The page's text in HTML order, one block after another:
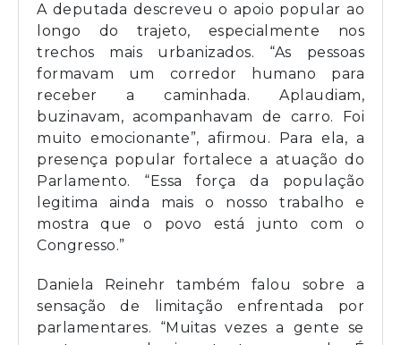
A deputada descreveu o apoio popular ao
longo do trajeto, especialmente nos
trechos mais urbanizados. “As pessoas
formavam um corredor humano para
receber a caminhada. Aplaudiam,
buzinavam, acompanhavam de carro. Foi
muito emocionante”, afirmou. Para ela, a
presença popular fortalece a atuação do
Parlamento. “Essa força da população
legitima ainda mais o nosso trabalho e
mostra que o povo está junto com o
Congresso.”
Daniela Reinehr também falou sobre a
sensação de limitação enfrentada por
parlamentares. “Muitas vezes a gente se